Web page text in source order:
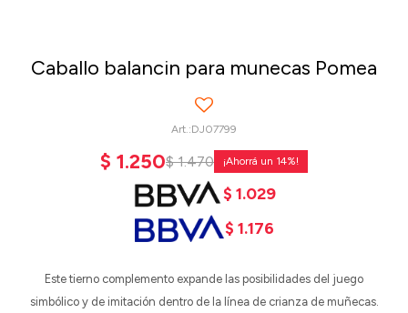
Caballo balancin para munecas Pomea
DJ07799
$ 1.250$ 1.470 14
$ 1.029
$ 1.176
Este tierno complemento expande las posibilidades del juego
simbólico y de imitación dentro de la línea de crianza de muñecas.